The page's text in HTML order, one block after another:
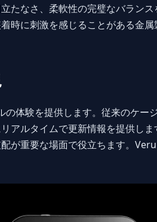
たなさ、柔軟性の完璧なバラン
時に刺激を感じることがある金
の体験を提供します。従来のケー
アルタイムで更新情報を提供し
が重要な場面で役立ちます。